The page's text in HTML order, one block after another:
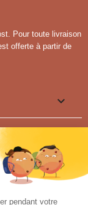
Pour toute livraison
offerte à partir de


